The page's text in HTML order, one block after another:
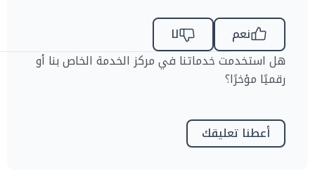
نعم
لا
هل استخدمت خدماتنا في مركز الخدمة الخاص بنا أو
رقميًا مؤخرًا؟
أعطنا تعليقك